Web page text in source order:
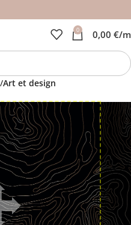
0 0,00 €/
Art et design